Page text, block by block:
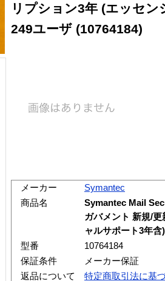
リプション3年 (エッセ
249ユーザ (10764184)
メーカー
Symantec
商品名
Symantec Mail
ガバメント 新規/
ャルサポート3年
型番
10764184
保証条件
メーカー保証
返品について
特定商取引法に基